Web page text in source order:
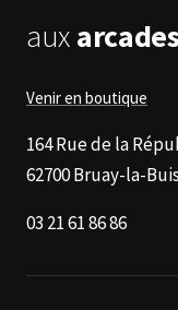
aux
Venir en boutique
164 Rue de la
62700 Bruay-la-
03 21 61 86 86